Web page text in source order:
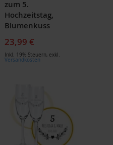
zum 5.
Hochzeitstag,
Blumenkuss
23,99 €
Inkl. 19% Steuern, exkl.
Versandkosten